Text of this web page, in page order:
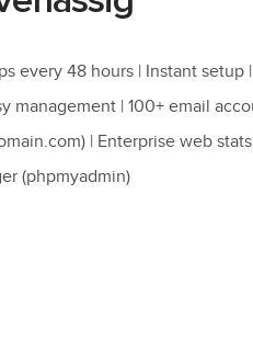
every 48 hours | Instant setup
management | 100+ email
| Enterprise web
(phpmyadmin)